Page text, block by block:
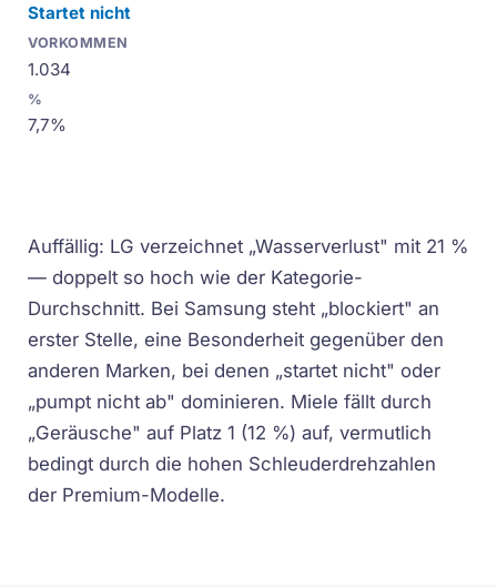
Startet nicht
1.034
7,7%
Auffällig: LG verzeichnet „Wasserverlust" mit 21 %
— doppelt so hoch wie der Kategorie-
Durchschnitt. Bei Samsung steht „blockiert" an
erster Stelle, eine Besonderheit gegenüber den
anderen Marken, bei denen „startet nicht" oder
„pumpt nicht ab" dominieren. Miele fällt durch
„Geräusche" auf Platz 1 (12 %) auf, vermutlich
bedingt durch die hohen Schleuderdrehzahlen
der Premium-Modelle.